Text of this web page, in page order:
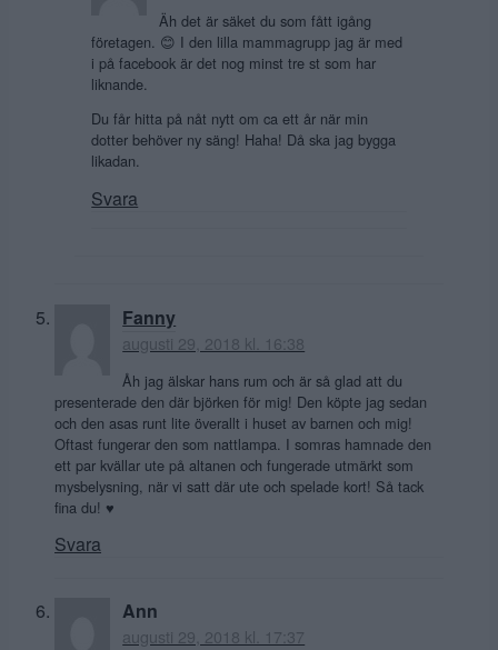
Äh det är säket du som fått igång
företagen. 😊 I den lilla mammagrupp jag är med
i på facebook är det nog minst tre st som har
liknande.
Du får hitta på nåt nytt om ca ett år när min
dotter behöver ny säng! Haha! Då ska jag bygga
likadan.
Svara
Fanny
augusti 29, 2018 kl. 16:38
Åh jag älskar hans rum och är så glad att du
presenterade den där björken för mig! Den köpte jag sedan
och den asas runt lite överallt i huset av barnen och mig!
Oftast fungerar den som nattlampa. I somras hamnade den
ett par kvällar ute på altanen och fungerade utmärkt som
mysbelysning, när vi satt där ute och spelade kort! Så tack
fina du! ♥
Svara
Ann
augusti 29, 2018 kl. 17:37